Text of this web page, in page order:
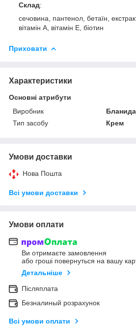
Склад:
сечовина, пантенол, бетаїн,
вітамін A, вітамін E, біотин
Приховати
Характеристики
Основні атрибути
Виробник
Тип засобу
Крем
Умови доставки
Нова Пошта
Всі умови доставки
Умови оплати
Ви отримаєте замовлення
або гроші повернуться на вашу
Детальніше
Післяплата
Безналиный розрахунок
Всі умови оплати